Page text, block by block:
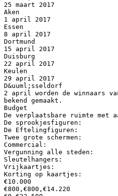
25 maart 2017
Aken
1 april 2017
Essen
8 april 2017
Dortmund
15 april 2017
Duisburg
22 april 2017
Keulen
29 april 2017
D&uuml;sseldorf
2 april worden de winnaars
bekend gemaakt.
Budget
De verplaatsbare ruimte met
De sprookjesfiguren:
De Eftelingfiguren:
Twee grote schermen:
Commercial:
Vergunning alle steden:
Sleutelhangers:
Vrijkaartjes:
Korting op kaartjes:
€10.000
€800,€800,€14.220